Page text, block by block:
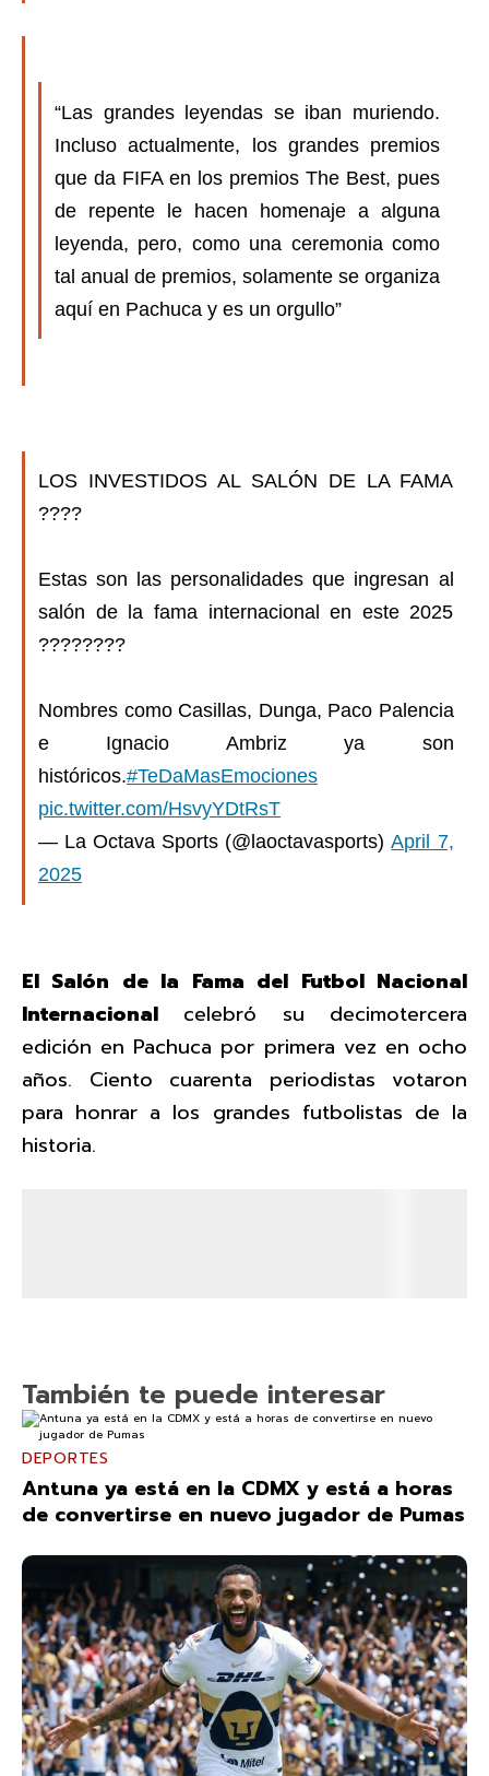
“Las grandes leyendas se iban muriendo.
Incluso actualmente, los grandes premios
que da FIFA en los premios The Best, pues
de repente le hacen homenaje a alguna
leyenda, pero, como una ceremonia como
tal anual de premios, solamente se organiza
aquí en Pachuca y es un orgullo”
LOS INVESTIDOS AL SALÓN DE LA FAMA
????
Estas son las personalidades que ingresan al
salón de la fama internacional en este 2025
????????
Nombres como Casillas, Dunga, Paco Palencia
e Ignacio Ambriz ya son
históricos.#TeDaMasEmociones
pic.twitter.com/HsvyYDtRsT
— La Octava Sports (@laoctavasports)April 7,
2025
El Salón de la Fama del Futbol Nacional
Internacional celebró su decimotercera
edición en Pachuca por primera vez en ocho
años. Ciento cuarenta periodistas votaron
para honrar a los grandes futbolistas de la
historia.
También te puede interesar
DEPORTES
Antuna ya está en la CDMX y está a horas
de convertirse en nuevo jugador de Pumas